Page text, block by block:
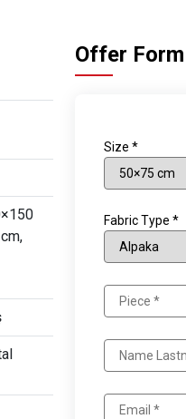
Offer Form
Size *
Fabric Type *